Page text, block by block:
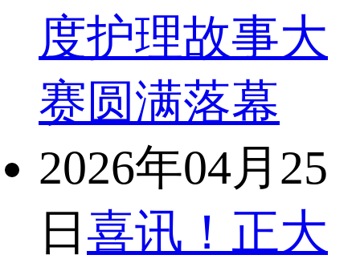
度护理故事大
赛圆满落幕
2026年04月25
日 喜讯！正大